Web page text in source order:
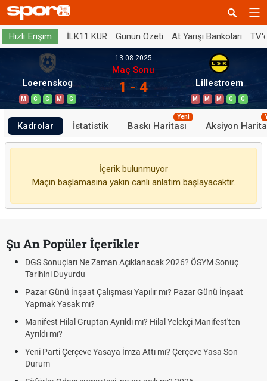
Hızlı Erişim İLK11 KUR Günün Özeti At Yarışı Bankoları
Loerenskog
M G G M G
13.08.2025
Maç Sonu
1 - 4 Lillestroem
M M M G G
Kadrolar İstatistik Baskı Haritası
Yeni
Aksiyon
İçerik bulunmuyor
Maçın başlamasına yakın canlı anlatım başlayacaktır.
Şu An Popüler İçerikler
DGS Sonuçları Ne Zaman Açıklanacak 2026? ÖSYM Sonuç
Tarihini Duyurdu
Pazar Günü İnşaat Çalışması Yapılır mı? Pazar Günü İnşaat
Yapmak Yasak mı?
Manifest Hilal Gruptan Ayrıldı mı? Hilal Yelekçi Manifest'ten
Ayrıldı mı?
Yeni Parti Çerçeve Yasaya İmza Attı mı? Çerçeve Yasa Son
Durum